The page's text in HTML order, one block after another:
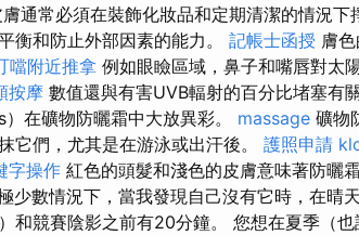
通常必須在裝飾化妝品和定期清潔的情況下
衡和防止外部因素的能力。 記帳士函授 膚
噹附近推拿 例如眼瞼區域，鼻子和嘴唇對太
按摩 數值還與有害UVB輻射的百分比堵塞有
在礦物防曬霜中大放異彩。 massage 礦物
它們，尤其是在游泳或出汗後。 護照申請
字操作 紅色的頭髮和淺色的皮膚意味著防曬
少數情況下，當我發現自己沒有它時，在晴
和競賽陰影之前有20分鐘。 您想在夏季（